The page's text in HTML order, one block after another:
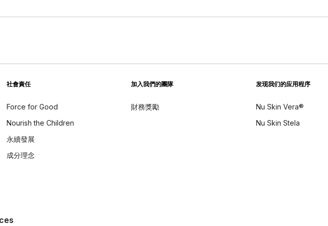
社會責任
Force for Good
Nourish the Children
永續發展
成分理念
加入我們的團隊
財務獎勵
发现我们的应用程序
Nu Skin Vera®
Nu Skin Stela